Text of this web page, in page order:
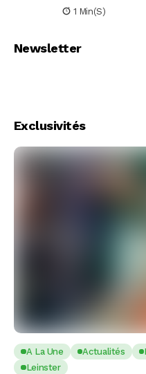
1 Min(s)
Newsletter
Exclusivités
A La Une Actualités
Leinster